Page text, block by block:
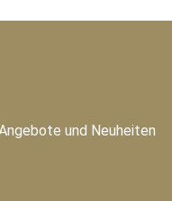
und Neuheiten